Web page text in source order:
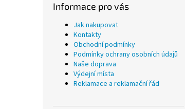
Informace pro vás
Jak nakupovat
Kontakty
Obchodní podmínky
Podmínky ochrany osobních údajů
Naše doprava
Výdejní místa
Reklamace a reklamační řád